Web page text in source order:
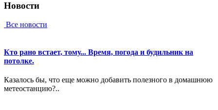
Новости
Все новости
Кто рано встает, тому... Время, погода и будильник на
потолке.
Казалось бы, что еще можно добавить полезного в домашнюю
метеостанцию?..